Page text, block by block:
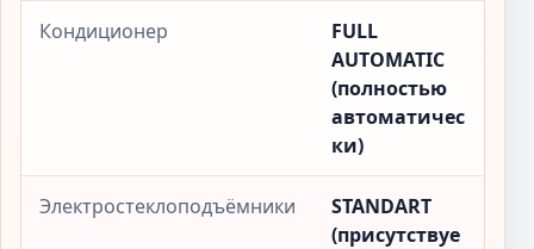
Кондиционер
FULL
AUTOMATIC
(полностью
автоматичес
ки)
Электростеклоподъёмники
STANDART
(присутствуе